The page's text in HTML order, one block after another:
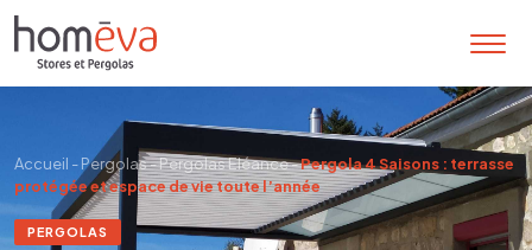
Accueil -Pergolas-Pergolas Eléance-Pergola 4 Saisons : terrasse
protégée et espace de vie toute l’année
PERGOLAS